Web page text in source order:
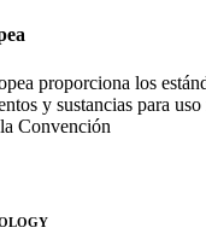
proporciona los
y sustancias para
Convención